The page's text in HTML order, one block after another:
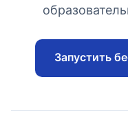
Запустить